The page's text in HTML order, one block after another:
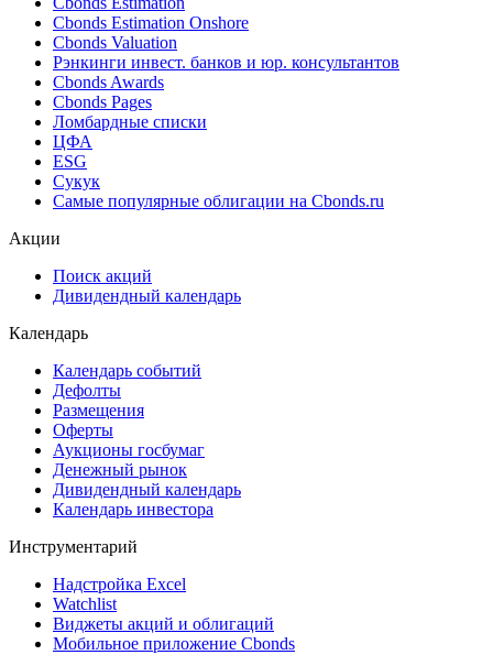
Cbonds Estimation Onshore
Cbonds Valuation
Рэнкинги инвест. банков и юр. консультантов
Cbonds Awards
Cbonds Pages
Ломбардные списки
ЦФА
ESG
Сукук
Самые популярные облигации на Cbonds.ru
Акции
Поиск акций
Дивидендный календарь
Календарь
Календарь событий
Дефолты
Размещения
Оферты
Аукционы госбумаг
Денежный рынок
Дивидендный календарь
Календарь инвестора
Инструментарий
Надстройка Excel
Watchlist
Виджеты акций и облигаций
Мобильное приложение Cbonds